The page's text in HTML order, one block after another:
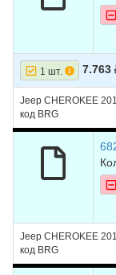
1 шт. 7.763
Jeep CHEROKEE
код BRG
Jeep CHEROKEE
код BRG